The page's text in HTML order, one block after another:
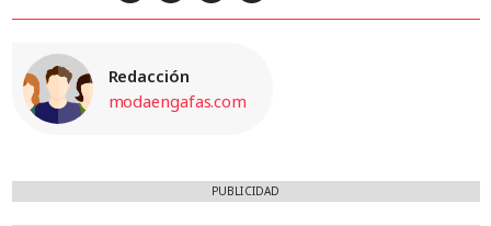
Redacción
modaengafas.com
PUBLICIDAD